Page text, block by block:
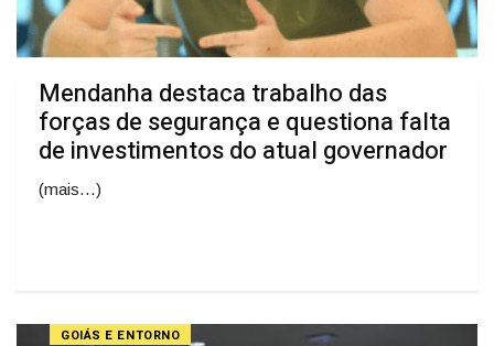
Mendanha destaca trabalho das
forças de segurança e questiona falta
de investimentos do atual governador
(mais…)
GOIÁS E ENTORNO